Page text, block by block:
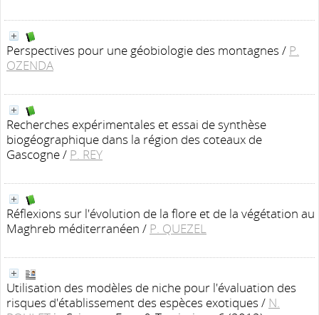
Perspectives pour une géobiologie des montagnes / P.
OZENDA
Recherches expérimentales et essai de synthèse
biogéographique dans la région des coteaux de
Gascogne/ P. REY
Réflexions sur l'évolution de la flore et de la végétation au
Maghreb méditerranéen / P. QUEZEL
Utilisation des modèles de niche pour l'évaluation des
risques d'établissement des espèces exotiques / N.